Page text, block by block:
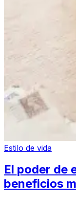
Estilo de vida
El poder de
beneficios